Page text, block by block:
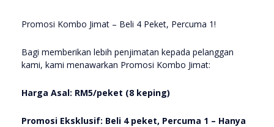
Promosi Kombo Jimat – Beli 4 Peket, Percuma 1!
Bagi memberikan lebih penjimatan kepada pelanggan
kami, kami menawarkan Promosi Kombo Jimat:
Harga Asal: RM5/peket (8 keping)
Promosi Eksklusif: Beli 4 peket, Percuma 1 – Hanya